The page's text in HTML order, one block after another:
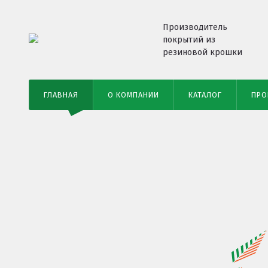
Производитель
покрытий из
резиновой крошки
ГЛАВНАЯ О КОМПАНИИ КАТАЛОГ